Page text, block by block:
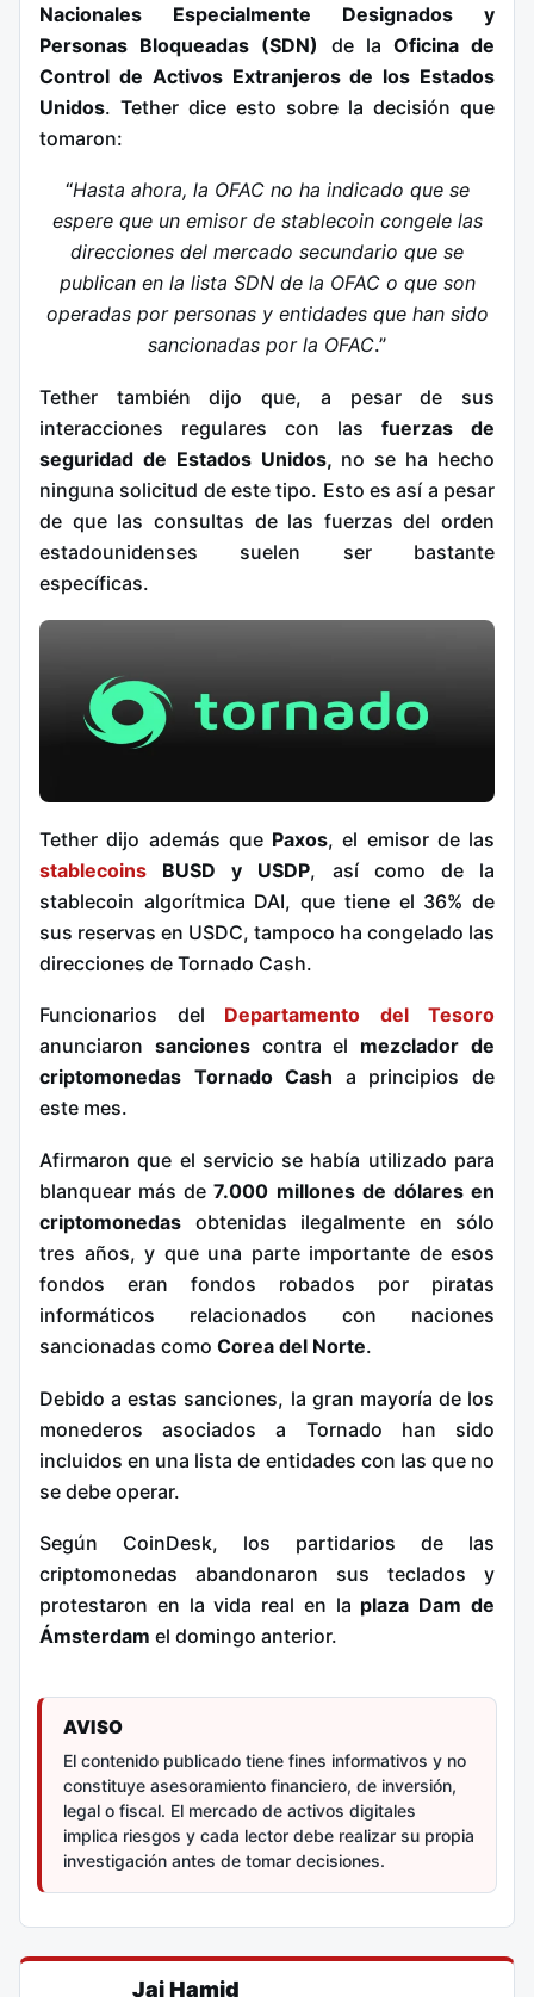
Nacionales Especialmente Designados y
Personas Bloqueadas (SDN)
de la Oficina de
Control de Activos Extranjeros de los Estados
Unidos. Tether dice esto sobre la decisión que
tomaron:
“Hasta ahora, la OFAC no ha indicado que se
espere que un emisor de stablecoin congele las
direcciones del mercado secundario que se
publican en la lista SDN de la OFAC o que son
operadas por personas y entidades que han sido
sancionadas por la OFAC.”
Tether también dijo que, a pesar de sus
interacciones regulares con las fuerzas de
seguridad de Estados Unidos, no se ha hecho
ninguna solicitud de este tipo. Esto es así a pesar
de que las consultas de las fuerzas del orden
estadounidenses suelen ser bastante
específicas.
Tether dijo además que Paxos, el emisor de las
stablecoins BUSD y USDP, así como de la
stablecoin algorítmica DAI, que tiene el 36% de
sus reservas en USDC, tampoco ha congelado las
direcciones de Tornado Cash.
Funcionarios del Departamento del Tesoro
anunciaron sancionescontra el mezclador de
criptomonedas Tornado Cash a principios de
este mes.
Afirmaron que el servicio se había utilizado para
blanquear más de7.000 millones de dólares en
criptomonedas obtenidas ilegalmente en sólo
tres años, y que una parte importante de esos
fondos eran fondos robados por piratas
informáticos relacionados con naciones
sancionadas como Corea del Norte.
Debido a estas sanciones, la gran mayoría de los
monederos asociados a Tornado han sido
incluidos en una lista de entidades con las que no
se debe operar.
Según CoinDesk, los partidarios de las
criptomonedas abandonaron sus teclados y
protestaron en la vida real en la plaza Dam de
Ámsterdam el domingo anterior.
AVISO
El contenido publicado tiene fines informativos y no
constituye asesoramiento financiero, de inversión,
legal o fiscal. El mercado de activos digitales
implica riesgos y cada lector debe realizar su propia
investigación antes de tomar decisiones.
Jai Hamid